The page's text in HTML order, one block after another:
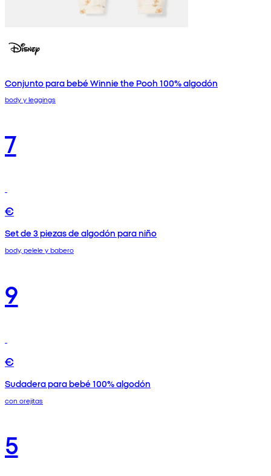
Conjunto para bebé Winnie the Pooh 100% algodón
body y leggings
7
€
Set de 3 piezas de algodón para niño
body, pelele y babero
9
€
Sudadera para bebé 100% algodón
con orejitas
5